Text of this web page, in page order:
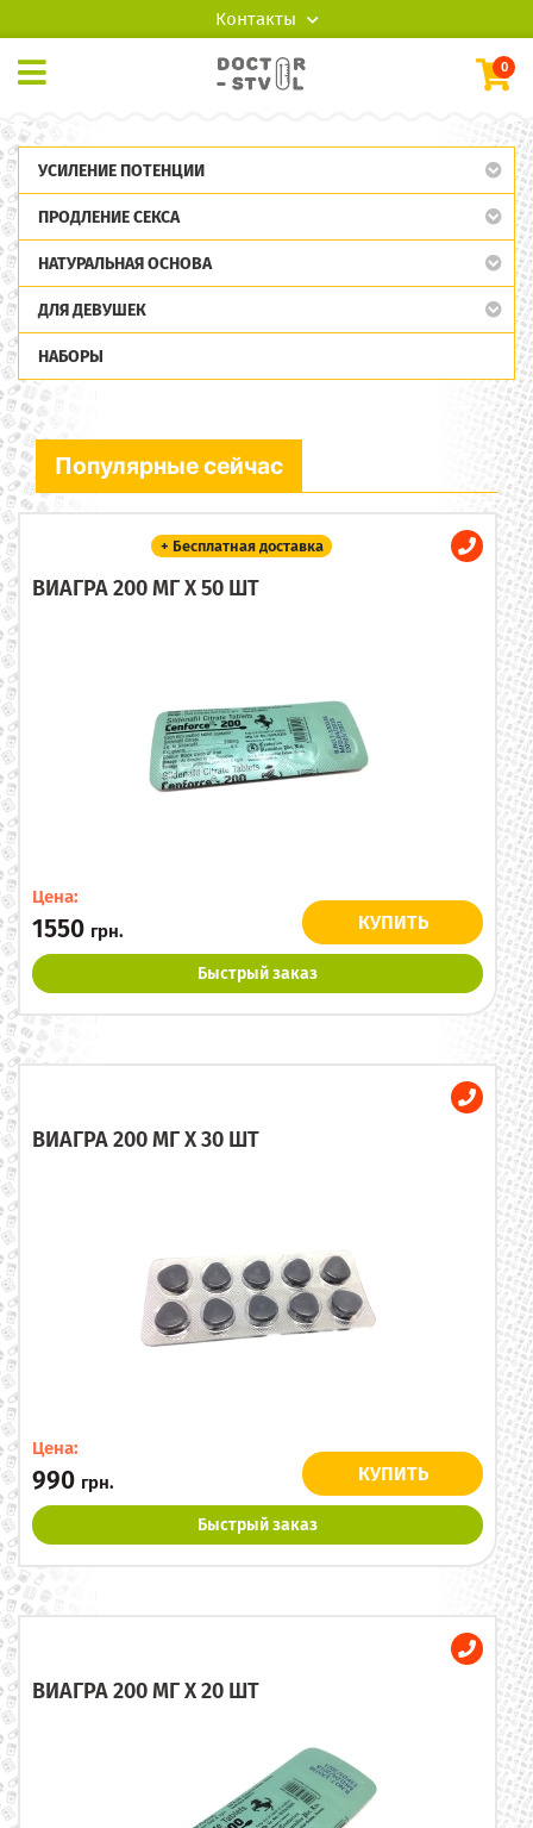
Контакты
0
УСИЛЕНИЕ ПОТЕНЦИИ
ПРОДЛЕНИЕ СЕКСА
НАТУРАЛЬНАЯ ОСНОВА
ДЛЯ ДЕВУШЕК
НАБОРЫ
Популярные сейчас
+ Бесплатная доставка
ВИАГРА 200 МГ X 50 ШТ
Цена:
1550 грн. КУПИТЬ
Быстрый заказ
ВИАГРА 200 МГ X 30 ШТ
Цена:
990 грн. КУПИТЬ
Быстрый заказ
ВИАГРА 200 МГ X 20 ШТ